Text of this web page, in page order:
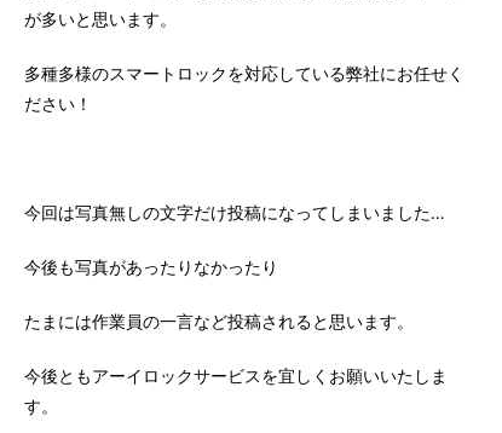
が多いと思います。
多種多様のスマートロックを対応している弊社にお任せく
ださい！
今回は写真無しの文字だけ投稿になってしまいました…
今後も写真があったりなかったり
たまには作業員の一言など投稿されると思います。
今後ともアーイロックサービスを宜しくお願いいたしま
す。